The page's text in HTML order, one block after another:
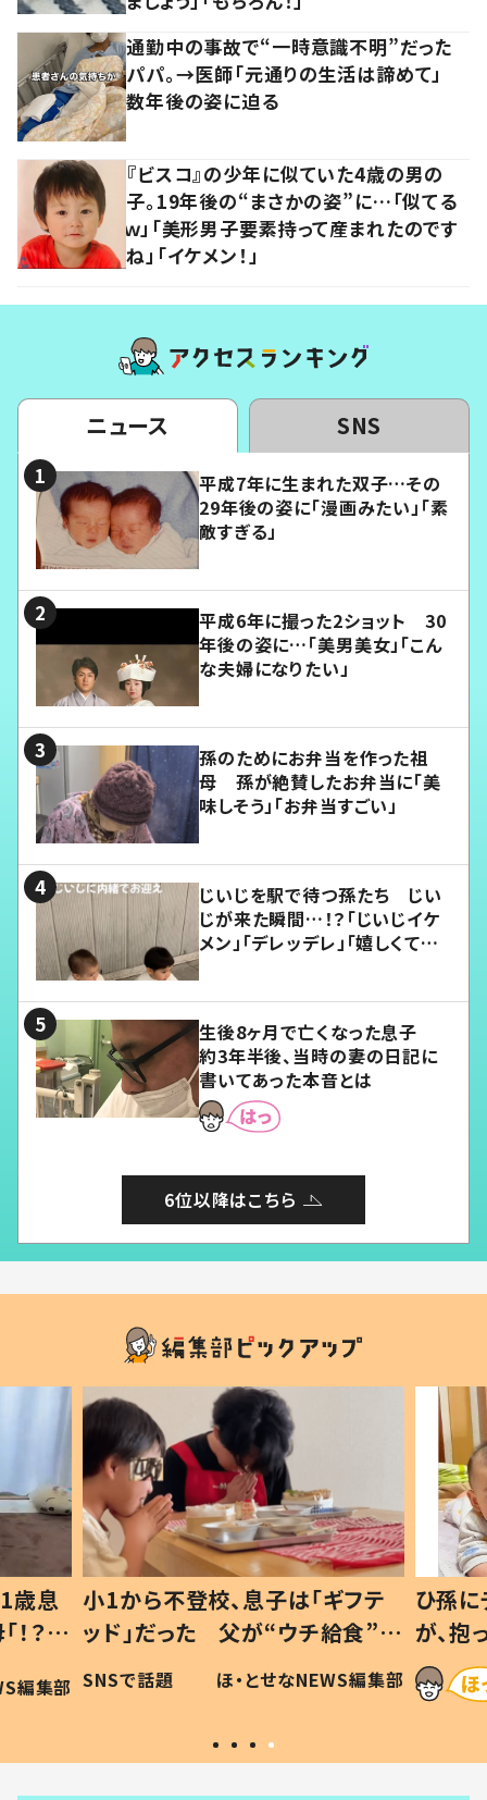
通勤中の事故で“一時意識不明”だった
パパ。→医師「元通りの生活は諦めて」
数年後の姿に迫る
『ビスコ』の少年に似ていた4歳の男の
子。19年後の“まさかの姿”に…「似てる
ｗ」「美形男子要素持って産まれたのです
ね」「イケメン！」
ニュース SNS
平成7年に生まれた双子…その
29年後の姿に「漫画みたい」「素
敵すぎる」
平成6年に撮った2ショット 30
年後の姿に…「美男美女」「こん
な夫婦になりたい」
孫のためにお弁当を作った祖
母 孫が絶賛したお弁当に「美
味しそう」「お弁当すごい」
じいじを駅で待つ孫たち じい
じが来た瞬間…！？「じいじイケ
メン」「デレッデレ」「嬉しくて可
生後8ヶ月で亡くなった息子
約3年半後、当時の妻の日記に
書いてあった本音とは
6位以降はこちら
歳息
？」
編集部
小1から不登校、息子は「ギフテ
ッド」だった 父が“ウチ給食”を
作り続ける理由とは #令和の親
#令和の子
SNSで話題 ほ・とせなNEWS編集部
ひ孫
が、
「涙が
い」